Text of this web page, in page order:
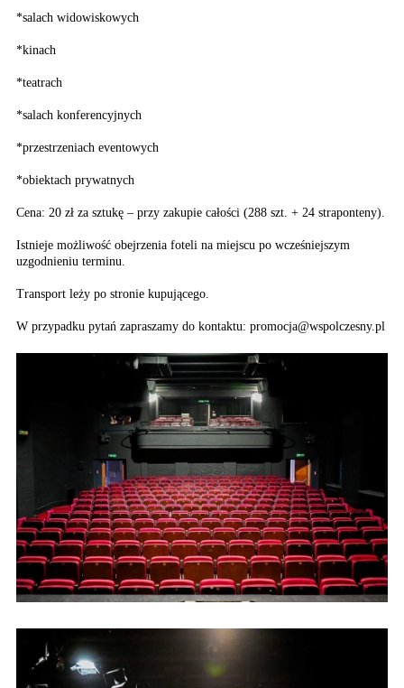
*salach widowiskowych
*kinach
*teatrach
*salach konferencyjnych
*przestrzeniach eventowych
*obiektach prywatnych
Cena: 20 zł za sztukę – przy zakupie całości (288 szt. + 24 straponteny).
Istnieje możliwość obejrzenia foteli na miejscu po wcześniejszym
uzgodnieniu terminu.
Transport leży po stronie kupującego.
W przypadku pytań zapraszamy do kontaktu: promocja@wspolczesny.pl